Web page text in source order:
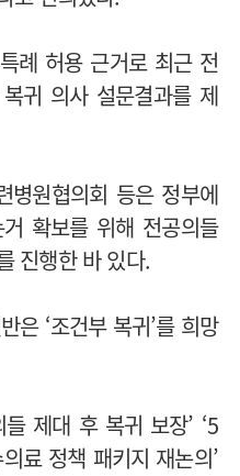
례 허용 근거로 최근 전
귀 의사 설문결과를 제
병원협의회 등은 정부에
확보를 위해 전공의들
진행한 바 있다.
은 ‘조건부 복귀’를 희망
제대 후 복귀 보장’ ‘5
료 정책 패키지 재논의’